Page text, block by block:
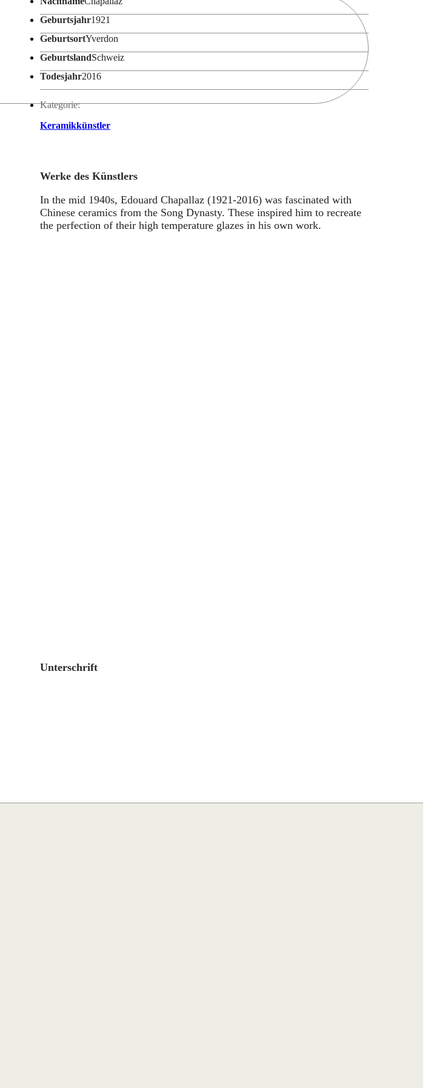
Zoek
Geburtsjahr1921
GeburtsortYverdon
GeburtslandSchweiz
Todesjahr2016
Kategorie:
Keramikkünstler
Werke des Künstlers
In the mid 1940s, Edouard Chapallaz (1921-2016) was fascinated with
Chinese ceramics from the Song Dynasty. These inspired him to recreate
the perfection of their high temperature glazes in his own work.
Unterschrift